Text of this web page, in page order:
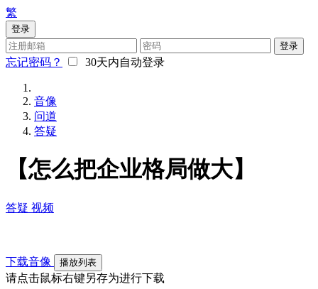
繁
登录
登录
忘记密码？ 30天内自动登录
音像
问道
答疑
【怎么把企业格局做大】
答疑 视频
下载音像 播放列表
请点击鼠标右键另存为进行下载